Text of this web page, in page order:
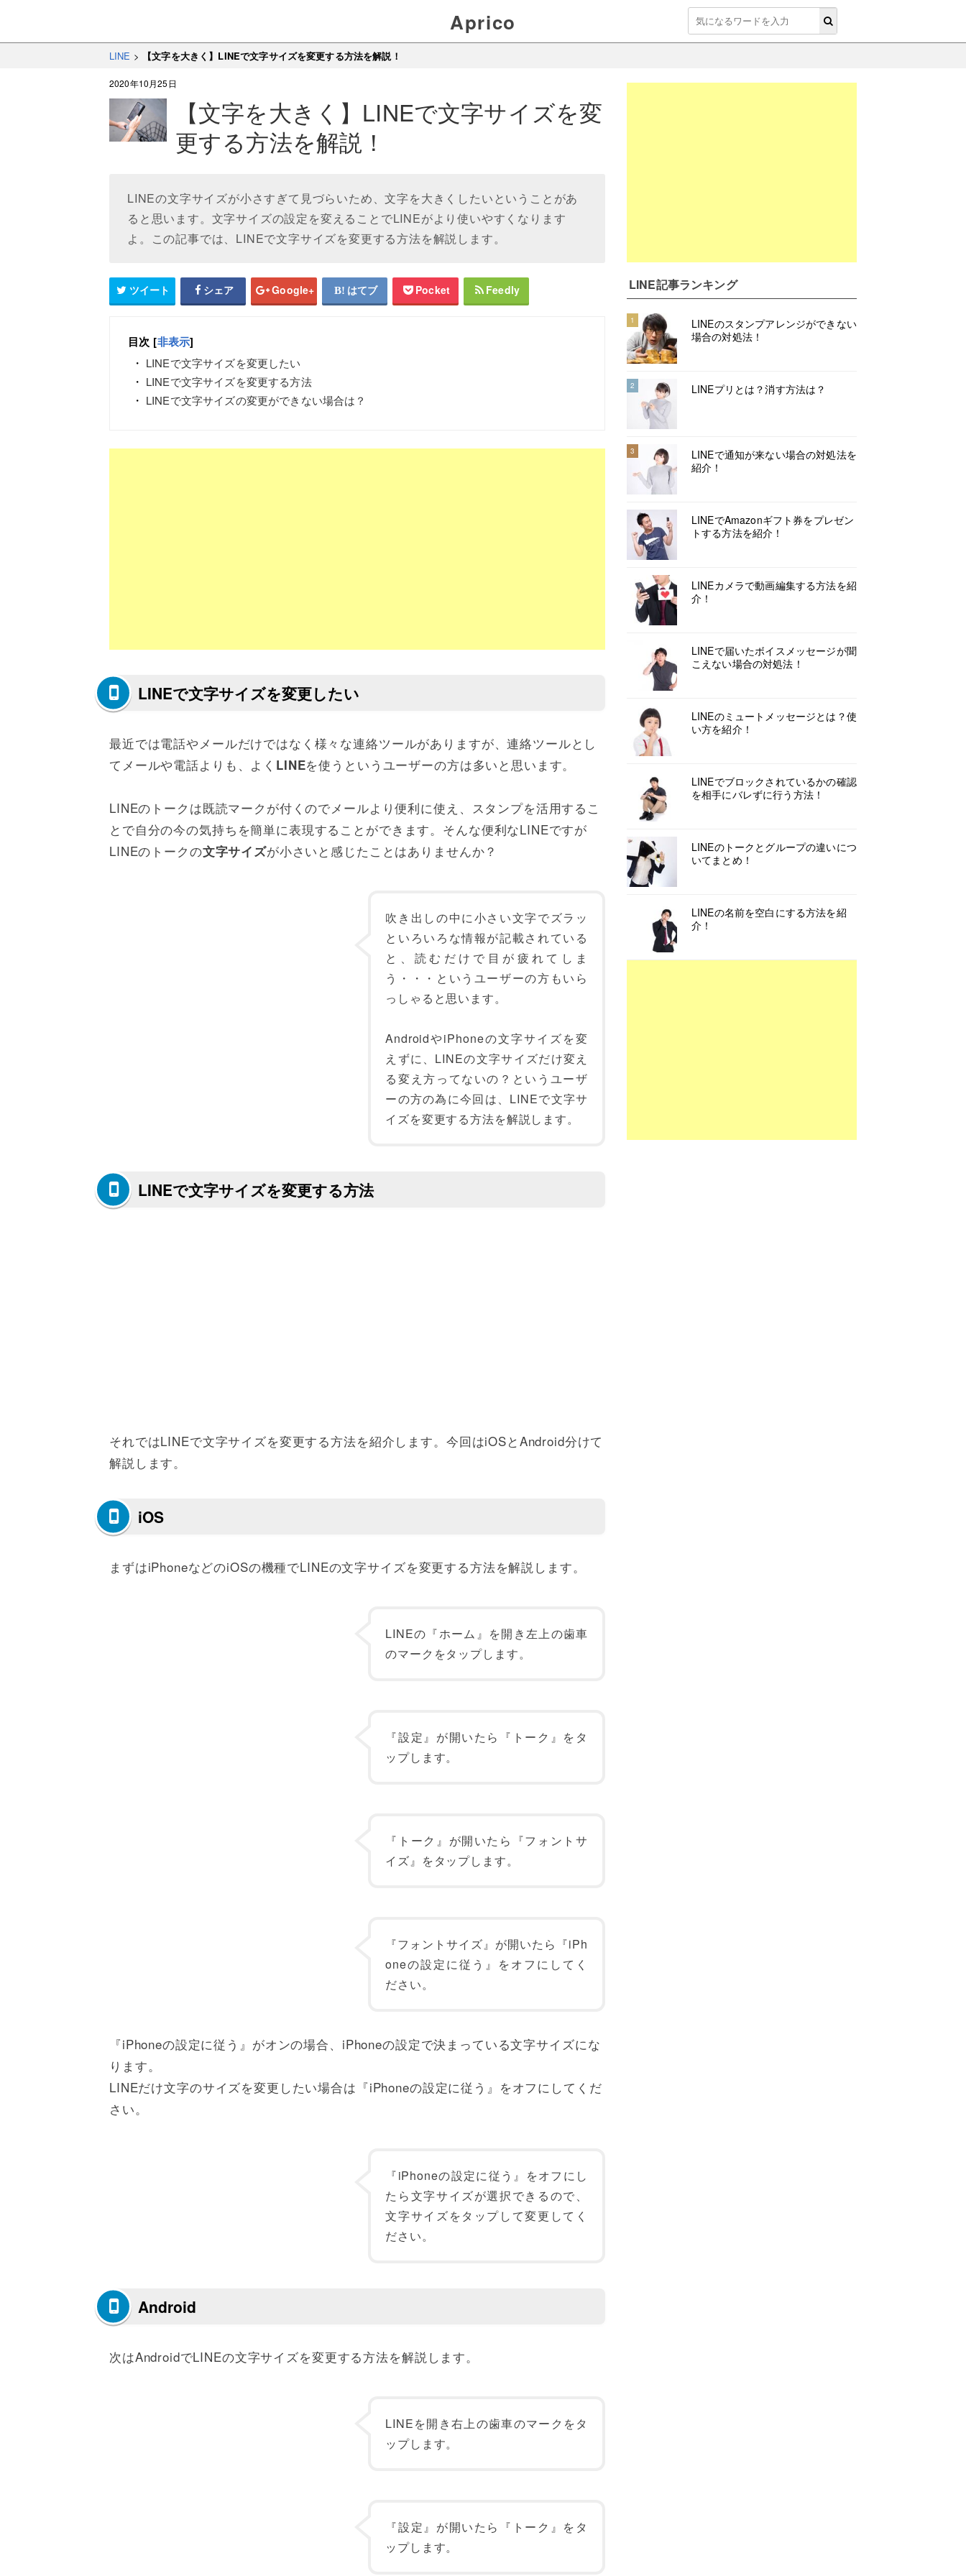
Aprico
LINE > 【文字を大きく】LINEで文字サイズを変更する方法を解説！
2020年10月25日
【文字を大きく】LINEで文字サイズを変
更する方法を解説！
LINEの文字サイズが小さすぎて見づらいため、文字を大きくしたいということがあ
ると思います。文字サイズの設定を変えることでLINEがより使いやすくなります
よ。この記事では、LINEで文字サイズを変更する方法を解説します。
ツイート シェア Google+ はてブ Pocket Feedly
目次 [非表示]
LINEで文字サイズを変更したい
LINEで文字サイズを変更する方法
LINEで文字サイズの変更ができない場合は？
LINEで文字サイズを変更したい
最近では電話やメールだけではなく様々な連絡ツールがありますが、連絡ツールとし
てメールや電話よりも、よく LINEを使うというユーザーの方は多いと思います。
LINEのトークは既読マークが付くのでメールより便利に使え、スタンプを活用するこ
とで自分の今の気持ちを簡単に表現することができます。そんな便利なLINEですが
LINEのトークの文字サイズが小さいと感じたことはありませんか？
吹き出しの中に小さい文字でズラッ
といろいろな情報が記載されている
と、読むだけで目が疲れてしま
う・・・というユーザーの方もいら
っしゃると思います。
AndroidやiPhoneの文字サイズを変
えずに、LINEの文字サイズだけ変え
る変え方ってないの？というユーザ
ーの方の為に今回は、LINEで文字サ
イズを変更する方法を解説します。
LINEで文字サイズを変更する方法
それではLINEで文字サイズを変更する方法を紹介します。今回はiOSとAndroid分けて
解説します。
iOS
まずはiPhoneなどのiOSの機種でLINEの文字サイズを変更する方法を解説します。
LINEの『ホーム』を開き左上の歯車
のマークをタップします。
『設定』が開いたら『トーク』をタ
ップします。
『トーク』が開いたら『フォントサ
イズ』をタップします。
『フォントサイズ』が開いたら『iPh
oneの設定に従う』をオフにしてく
ださい。
『iPhoneの設定に従う』がオンの場合、iPhoneの設定で決まっている文字サイズにな
ります。
LINEだけ文字のサイズを変更したい場合は『iPhoneの設定に従う』をオフにしてくだ
さい。
『iPhoneの設定に従う』をオフにし
たら文字サイズが選択できるので、
文字サイズをタップして変更してく
ださい。
Android
次はAndroidでLINEの文字サイズを変更する方法を解説します。
LINEを開き右上の歯車のマークをタ
ップします。
『設定』が開いたら『トーク』をタ
ップします。
LINE記事ランキング
1
LINEのスタンプアレンジができない
場合の対処法！
2 LINEプリとは？消す方法は？
3
LINEで通知が来ない場合の対処法を
紹介！
LINEでAmazonギフト券をプレゼン
トする方法を紹介！
LINEカメラで動画編集する方法を紹
介！
LINEで届いたボイスメッセージが聞
こえない場合の対処法！
LINEのミュートメッセージとは？使
い方を紹介！
LINEでブロックされているかの確認
を相手にバレずに行う方法！
LINEのトークとグループの違いにつ
いてまとめ！
LINEの名前を空白にする方法を紹
介！